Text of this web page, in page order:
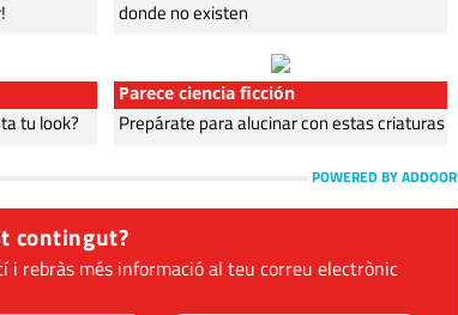
donde no existen
tu look?
Parece ciencia ficción
Prepárate para alucinar con estas criaturas
POWERED BY ADDOOR
contingut?
rebràs més informació al teu correu electrònic